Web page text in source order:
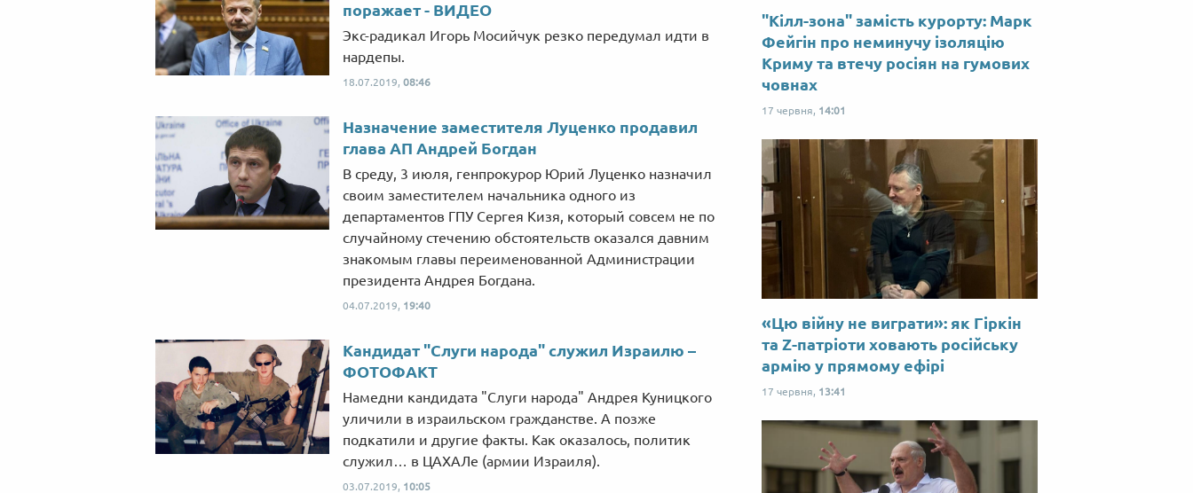
поражает - ВИДЕО
Экс-радикал Игорь Мосийчук резко передумал идти в
нардепы.
18.07.2019, 08:46
Назначение заместителя Луценко продавил
глава АП Андрей Богдан
В среду, 3 июля, генпрокурор Юрий Луценко назначил
своим заместителем начальника одного из
департаментов ГПУ Сергея Кизя, который совсем не по
случайному стечению обстоятельств оказался давним
знакомым главы переименованной Администрации
президента Андрея Богдана.
04.07.2019, 19:40
Кандидат "Слуги народа" служил Израилю –
ФОТОФАКТ
Намедни кандидата "Слуги народа" Андрея Куницкого
уличили в израильском гражданстве. А позже
подкатили и другие факты. Как оказалось, политик
служил… в ЦАХАЛе (армии Израиля).
03.07.2019, 10:05
"Кілл-зона" замість курорту: Марк
Фейгін про неминучу ізоляцію
Криму та втечу росіян на гумових
човнах
17 червня, 14:01
«Цю війну не виграти»: як Гіркін
та Z-патріоти ховають російську
армію у прямому ефірі
17 червня, 13:41